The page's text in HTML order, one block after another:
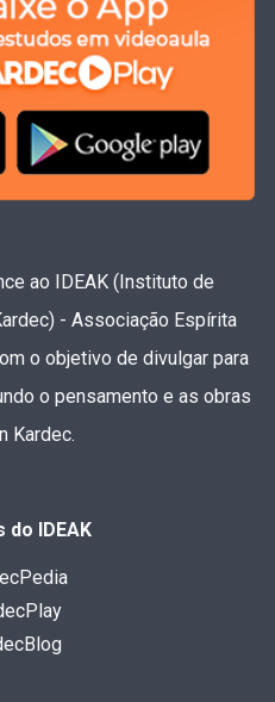
ao IDEAK (Instituto de
- Associação Espírita
o objetivo de divulgar para
o pensamento e as obras
Kardec.
IDEAK